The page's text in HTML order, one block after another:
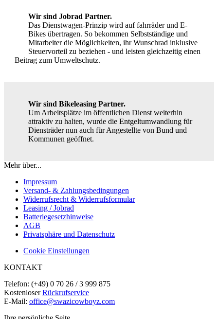
Wir sind Jobrad Partner.
Das Dienstwagen-Prinzip wird auf fahrräder und E-
Bikes übertragen. So bekommen Selbstständige und
Mitarbeiter die Möglichkeiten, ihr Wunschrad inklusive
Steuervorteil zu beziehen - und leisten gleichzeitig einen
Beitrag zum Umweltschutz.
Wir sind Bikeleasing Partner.
Um Arbeitsplätze im öffentlichen Dienst weiterhin
attraktiv zu halten, wurde die Entgeltumwandlung für
Diensträder nun auch für Angestellte von Bund und
Kommunen geöffnet.
Mehr über...
Impressum
Versand- & Zahlungsbedingungen
Widerrufsrecht & Widerrufsformular
Leasing / Jobrad
Batteriegesetzhinweise
AGB
Privatsphäre und Datenschutz
Cookie Einstellungen
KONTAKT
Telefon: (+49) 0 70 26 / 3 999 875
KostenloserRückrufservice
E-Mail: office@swazicowboyz.com